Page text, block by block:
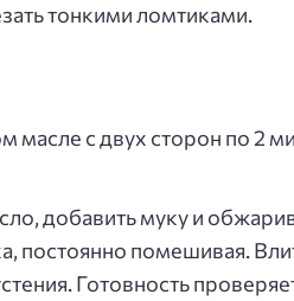
тонкими ломтиками.
масле с двух сторон по 2
добавить муку и
постоянно помешивая.
Готовность